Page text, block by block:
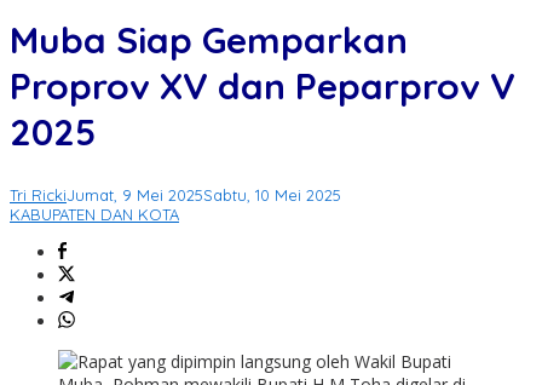
Muba Siap Gemparkan
Proprov XV dan Peparprov V
2025
Tri RickiJumat, 9 Mei 2025Sabtu, 10 Mei 2025
KABUPATEN DAN KOTA